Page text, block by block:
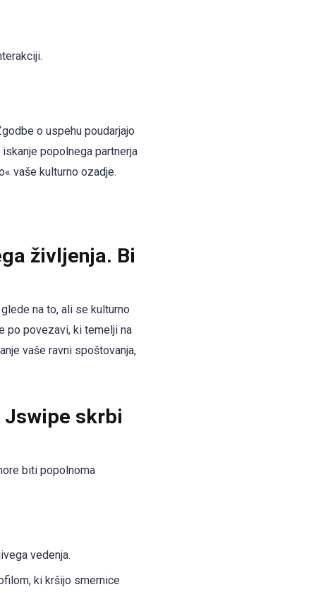
o uspehu poudarjajo
popolnega partnerja
vaše kulturno ozadje.
življenja. Bi
na to, ali se kulturno
po povezavi, ki temelji na
vaše ravni spoštovanja,
Jswipe skrbi
biti popolnoma
vedenja.
ki kršijo smernice